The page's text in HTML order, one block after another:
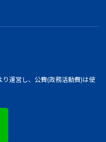
運営し、公費(政務活動費)は使